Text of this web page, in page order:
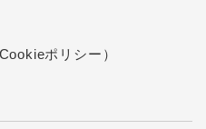
ポリシー）